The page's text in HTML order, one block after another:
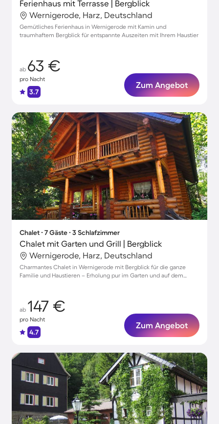
Ferienhaus mit Terrasse | Bergblick
Wernigerode, Harz, Deutschland
Gemütliches Ferienhaus in Wernigerode mit Kamin und
traumhaftem Bergblick für entspannte Auszeiten mit Ihrem Haustier
ab 63 €
pro Nacht
3.7
Zum Angebot
Chalet ∙ 7 Gäste ∙ 3 Schlafzimmer
Chalet mit Garten und Grill | Bergblick
Wernigerode, Harz, Deutschland
Charmantes Chalet in Wernigerode mit Bergblick für die ganze
Familie und Haustieren – Erholung pur im Garten und auf dem
ab 147 €
pro Nacht
4.7
Zum Angebot